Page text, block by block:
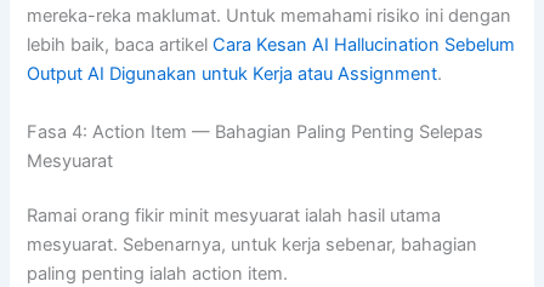
mereka-reka maklumat. Untuk memahami risiko ini dengan
lebih baik, baca artikelCara Kesan AI Hallucination Sebelum
Output AI Digunakan untuk Kerja atau Assignment.
Fasa 4: Action Item — Bahagian Paling Penting Selepas
Mesyuarat
Ramai orang fikir minit mesyuarat ialah hasil utama
mesyuarat. Sebenarnya, untuk kerja sebenar, bahagian
paling penting ialah action item.